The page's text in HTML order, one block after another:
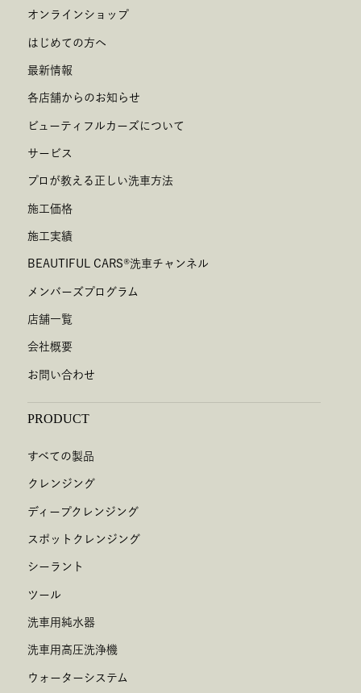
オンラインショップ
はじめての方へ
最新情報
各店舗からのお知らせ
ビューティフルカーズについて
サービス
プロが教える正しい洗車方法
施工価格
施工実績
BEAUTIFUL CARS®洗車チャンネル
メンバーズプログラム
店舗一覧
会社概要
お問い合わせ
PRODUCT
すべての製品
クレンジング
ディープクレンジング
スポットクレンジング
シーラント
ツール
洗車用純水器
洗車用高圧洗浄機
ウォーターシステム